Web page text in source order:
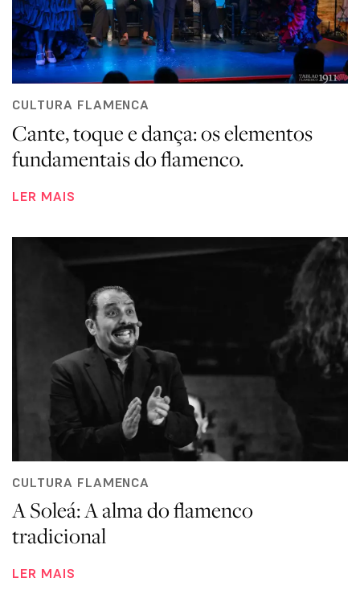
CULTURA FLAMENCA
Cante, toque e dança: os elementos
fundamentais do flamenco.
LER MAIS
CULTURA FLAMENCA
A Soleá: A alma do flamenco
tradicional
LER MAIS